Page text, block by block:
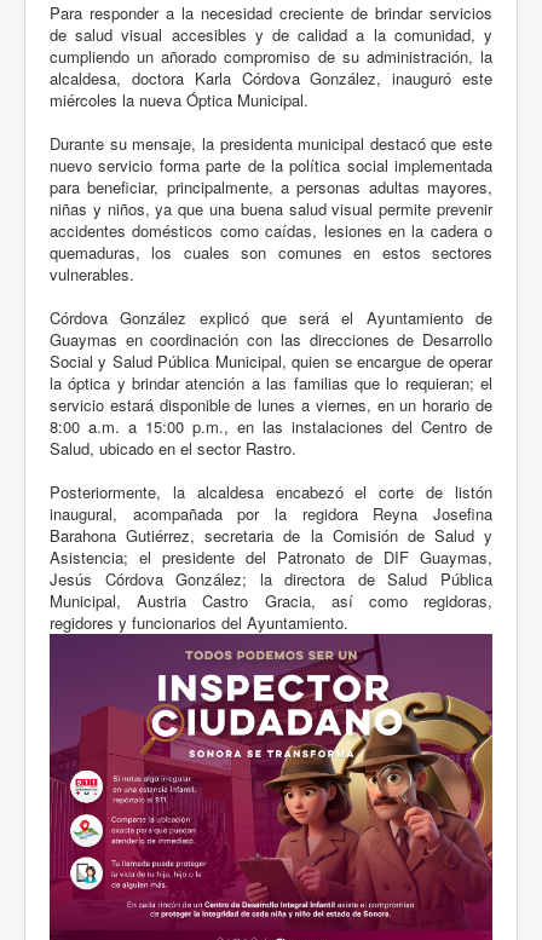
Para responder a la necesidad creciente de brindar servicios
de salud visual accesibles y de calidad a la comunidad, y
cumpliendo un añorado compromiso de su administración, la
alcaldesa, doctora Karla Córdova González, inauguró este
miércoles la nueva Óptica Municipal.
Durante su mensaje, la presidenta municipal destacó que este
nuevo servicio forma parte de la política social implementada
para beneficiar, principalmente, a personas adultas mayores,
niñas y niños, ya que una buena salud visual permite prevenir
accidentes domésticos como caídas, lesiones en la cadera o
quemaduras, los cuales son comunes en estos sectores
vulnerables.
Córdova González explicó que será el Ayuntamiento de
Guaymas en coordinación con las direcciones de Desarrollo
Social y Salud Pública Municipal, quien se encargue de operar
la óptica y brindar atención a las familias que lo requieran; el
servicio estará disponible de lunes a viernes, en un horario de
8:00 a.m. a 15:00 p.m., en las instalaciones del Centro de
Salud, ubicado en el sector Rastro.
Posteriormente, la alcaldesa encabezó el corte de listón
inaugural, acompañada por la regidora Reyna Josefina
Barahona Gutiérrez, secretaria de la Comisión de Salud y
Asistencia; el presidente del Patronato de DIF Guaymas,
Jesús Córdova González; la directora de Salud Pública
Municipal, Austria Castro Gracia, así como regidoras,
regidores y funcionarios del Ayuntamiento.